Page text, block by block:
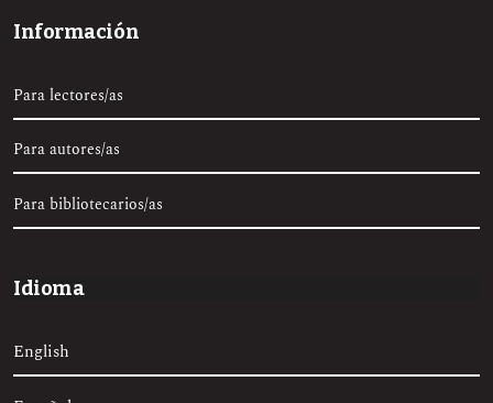
Información
Para lectores/as
Para autores/as
Para bibliotecarios/as
Idioma
English